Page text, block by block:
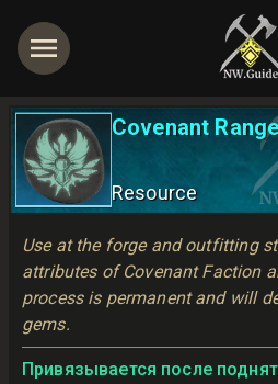
Covenant
Resource
Use at the forge and outfitting
attributes of Covenant Faction
process is permanent and will
gems.
Привязывается после